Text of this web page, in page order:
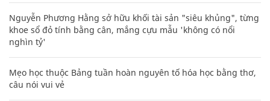
Nguyễn Phương Hằng sở hữu khối tài sản "siêu khủng", từng
khoe sổ đỏ tính bằng cân, mắng cựu mẫu 'không có nổi
nghìn tỷ'
Mẹo học thuộc Bảng tuần hoàn nguyên tố hóa học bằng thơ,
câu nói vui vẻ